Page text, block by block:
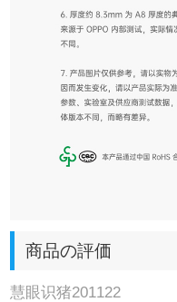
商品の評価
慧眼识猪201122